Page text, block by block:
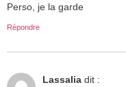
Perso, je la garde
Répondre
Lassalia dit :